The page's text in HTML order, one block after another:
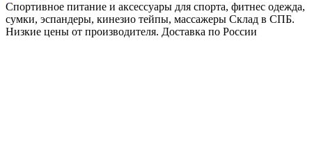
Спортивное питание и аксессуары для спорта, фитнес одежда,
сумки, эспандеры, кинезио тейпы, массажеры Склад в СПБ.
Низкие цены от производителя. Доставка по России